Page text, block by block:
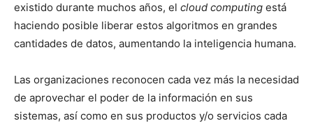
existido durante muchos años, el cloud computing está
haciendo posible liberar estos algoritmos en grandes
cantidades de datos, aumentando la inteligencia humana.
Las organizaciones reconocen cada vez más la necesidad
de aprovechar el poder de la información en sus
sistemas, así como en sus productos y/o servicios cada